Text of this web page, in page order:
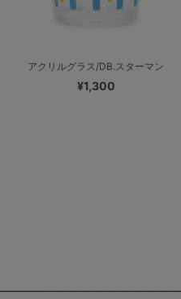
アクリルグラス/DB.スターマン
¥1,300